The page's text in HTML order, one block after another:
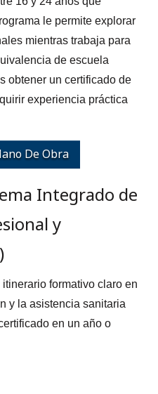
le permite explorar
mientras trabaja para
de escuela
obtener un certificado de
experiencia práctica
De Obra
Integrado de
y
formativo claro en
y la asistencia sanitaria
en un año o